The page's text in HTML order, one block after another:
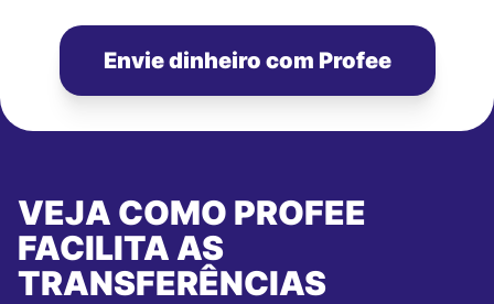
Envie dinheiro com Profee
VEJA COMO PROFEE
FACILITA AS
TRANSFERÊNCIAS